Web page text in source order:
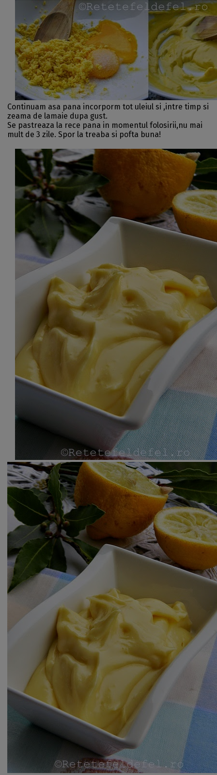
Continuam asa pana incorporm tot uleiul si ,intre timp si
zeama de lamaie dupa gust.
Se pastreaza la rece pana in momentul folosirii,nu mai
mult de 3 zile. Spor la treaba si pofta buna!